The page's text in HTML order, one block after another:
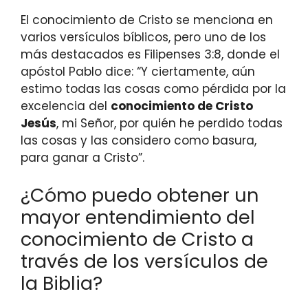
El conocimiento de Cristo se menciona en
varios versículos bíblicos, pero uno de los
más destacados es Filipenses 3:8, donde el
apóstol Pablo dice: “Y ciertamente, aún
estimo todas las cosas como pérdida por la
excelencia del conocimiento de Cristo
Jesús, mi Señor, por quién he perdido todas
las cosas y las considero como basura,
para ganar a Cristo”.
¿Cómo puedo obtener un
mayor entendimiento del
conocimiento de Cristo a
través de los versículos de
la Biblia?